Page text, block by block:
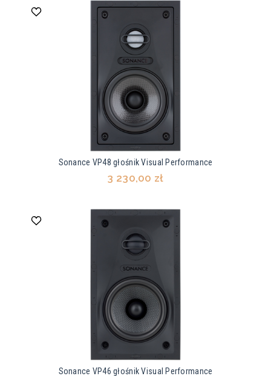
Sonance VP48 głośnik Visual Performance
3 230,00 zł
Sonance VP46 głośnik Visual Performance